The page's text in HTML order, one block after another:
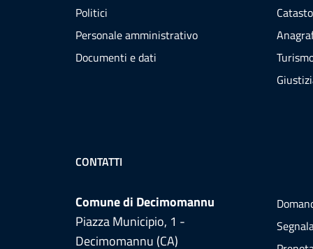
Politici
Personale amministrativo
Documenti e dati
CONTATTI
Comune di Decimomannu
Piazza Municipio, 1 -
Decimomannu (CA)